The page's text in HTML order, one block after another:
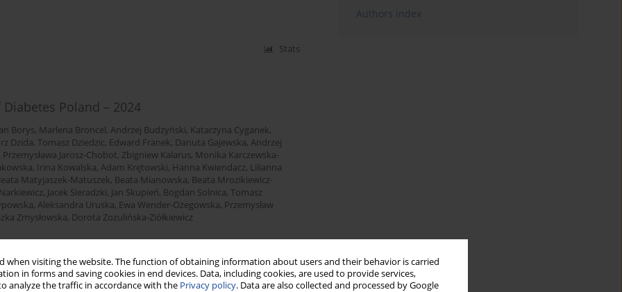
when visiting the website. The function of obtaining information about users and their behavior is carried
in forms and saving cookies in end devices. Data, including cookies, are used to provide services,
analyze the traffic in accordance with the Privacy policy. Data are also collected and processed by Google
Stats
Poland – 2024
Borys, Marlena Broncel, Andrzej Budzyński, Katarzyna Cyganek,
Dzida, Tomasz Dziedzic, Edward Franek, Danuta Gajewska, Andrzej
Przemysława Jarosz-Chobot, Zbigniew Kalarus, Monika Karczewska-
, Irina Kowalska, Adam Krętowski, Hanna Kwiendacz, Lilianna
Matyjaszek-Matuszek, Beata Mianowska, Beata Mrozikiewicz-
, Jacek Sieradzki, Jan Skupień, Bogdan Solnica, Tomasz
, Aleksandra Uruska, Ewa Wender-Ożegowska, Przemysław
Zmysłowska, Dorota Zozulińska-Ziółkiewicz
Stats
Authors index